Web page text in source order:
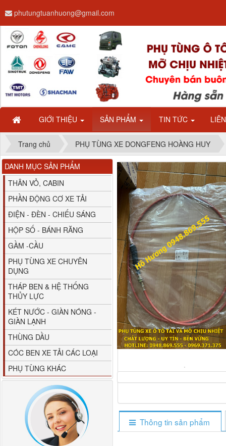
GIỚI THIỆU SẢN PHẨM TIN TỨC
phutungtuanhuong@gmail.com
Trang chủ PHỤ TÙNG XE DONGFENG HOÀNG HUY
Thông tin sản phẩm
DANH MỤC SẢN PHẨM
THÂN VỎ, CABIN
PHẦN ĐỘNG CƠ XE TẢI
ĐIỆN - ĐÈN - CHIẾU SÁNG
HỘP SỐ - BÁNH RĂNG
GẦM -CẦU
PHỤ TÙNG XE CHUYÊN
DỤNG
THÁP BEN & HỆ THỐNG
THỦY LỰC
KÉT NƯỚC - GIÀN NÓNG -
GIÀN LẠNH
THÙNG DẦU
CÓC BEN XE TẢI CÁC LOẠI
PHỤ TÙNG KHÁC
Dây ga CAMC H08 dài
2.68m
Bình nước phụ
Chenglong hải âu...
80YHCB-60 Bơm xăng
dầu 60m3/h...
M4610162101A0 Tapbi